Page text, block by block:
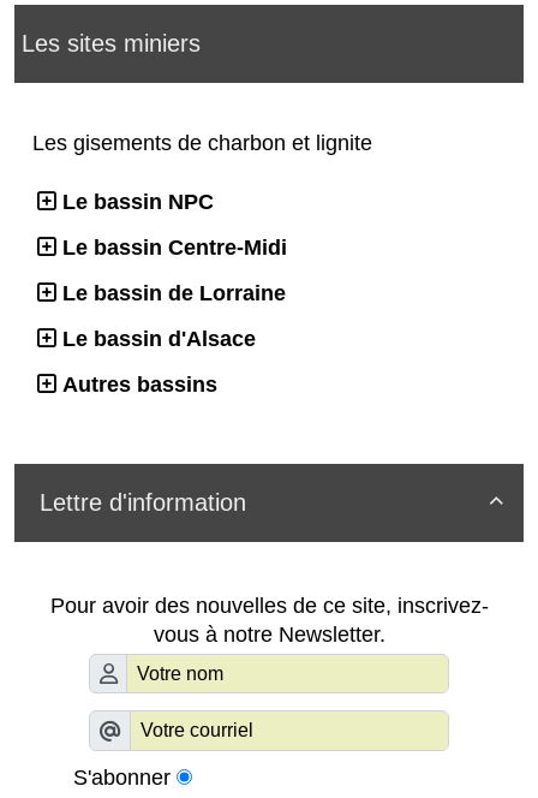
Les sites miniers
Les gisements de charbon et lignite
Le bassin NPC
Le bassin Centre-Midi
Le bassin de Lorraine
Le bassin d'Alsace
Autres bassins

Lettre d'information
Pour avoir des nouvelles de ce site, inscrivez-
vous à notre Newsletter.
S'abonner